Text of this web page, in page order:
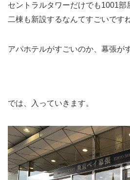
セントラルタワーだけでも1001部
二棟も新設するなんてすごいですね
アパホテルがすごいのか、幕張が
では、入っていきます。